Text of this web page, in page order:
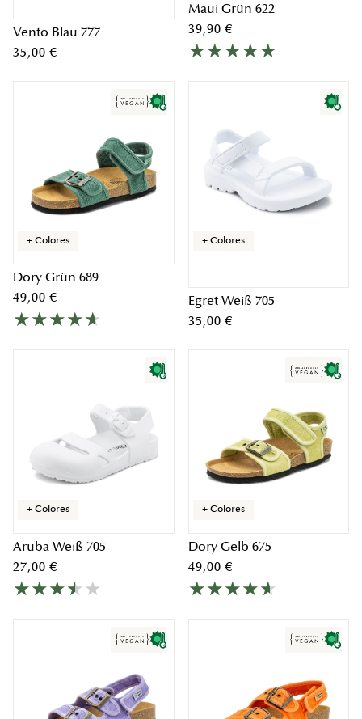
Vento Blau 777
35,00 €
Maui Grün 622
39,90 €
+ Colores
Dory Grün 689
49,00 €
+ Colores
Egret Weiß 705
35,00 €
+ Colores
Aruba Weiß 705
27,00 €
+ Colores
Dory Gelb 675
49,00 €